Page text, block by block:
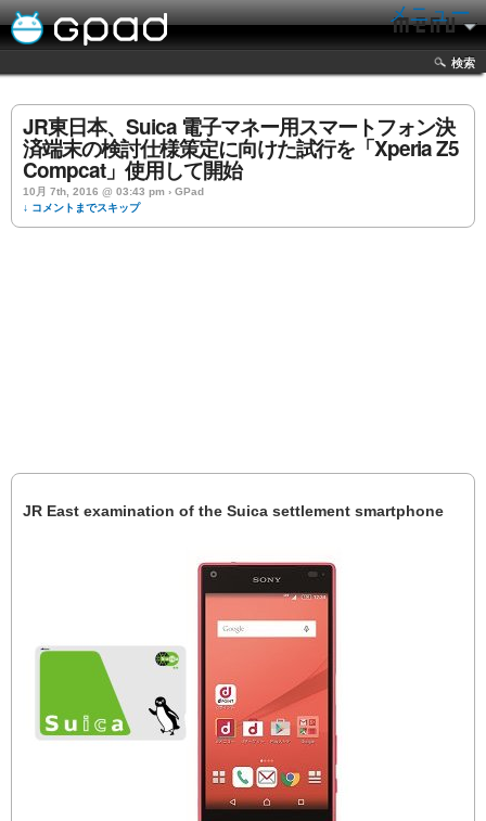
メニュー
検索
JR東日本、Suica 電子マネー用スマートフォン決
済端末の検討仕様策定に向けた試行を「Xperia Z5
Compcat」使用して開始
10月 7th, 2016 @ 03:43 pm › GPad
↓ コメントまでスキップ
JR East examination of the Suica settlement smartphone